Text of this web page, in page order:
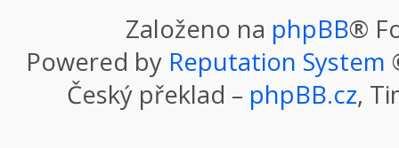
Založeno na phpBB®
Powered by Reputation System
Český překlad – phpBB.cz,